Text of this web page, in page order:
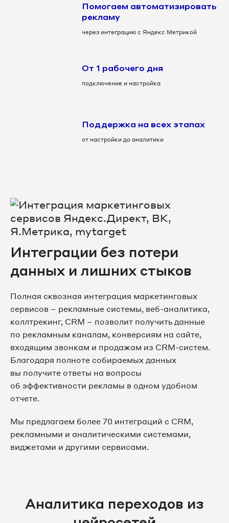
Помогаем автоматизировать
рекламу
через интеграцию с Яндекс Метрикой
От 1 рабочего дня
подключение и настройка
Поддержка на всех этапах
от настройки до аналитики
Интеграции без потери
данных и лишних стыков
Полная сквозная интеграция маркетинговых
сервисов – рекламные системы, веб-аналитика,
коллтрекинг, CRM – позволит получить данные
по рекламным каналам, конверсиям на сайте,
входящим звонкам и продажам из CRM-систем.
Благодаря полноте собираемых данных
вы получите ответы на вопросы
об эффективности рекламы в одном удобном
отчете.
Мы предлагаем более 70 интеграций с CRM,
рекламными и аналитическими системами,
виджетами и другими сервисами.
Аналитика переходов из